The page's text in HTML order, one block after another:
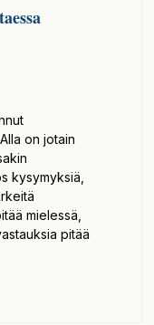
on jotain
kysymyksiä,
mielessä,
pitää